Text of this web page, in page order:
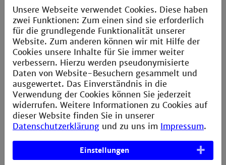
Sitemap
Anfahrt
Verbesserungsvorschlag melden
ZLL
Zentrum für Lehre
und Lernen
Technische Hochschule Mannheim
Paul-Wittsack-Straße 10
Unsere Webseite verwendet Cookies. Diese haben
zwei Funktionen: Zum einen sind sie erforderlich
für die grundlegende Funktionalität unserer
Website. Zum anderen können wir mit Hilfe der
Cookies unsere Inhalte für Sie immer weiter
verbessern. Hierzu werden pseudonymisierte
Daten von Website-Besuchern gesammelt und
ausgewertet. Das Einverständnis in die
Verwendung der Cookies können Sie jederzeit
widerrufen. Weitere Informationen zu Cookies auf
dieser Website finden Sie in unserer
Datenschutzerklärung und zu uns im Impressum.
Einstellungen